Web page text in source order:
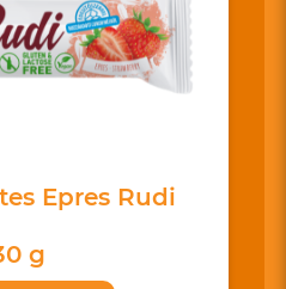
Epres Rudi
g